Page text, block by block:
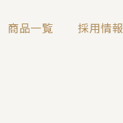
商品一覧 採用情報